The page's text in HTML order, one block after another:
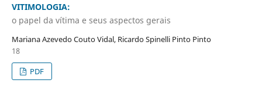
VITIMOLOGIA:
o papel da vítima e seus aspectos gerais
Mariana Azevedo Couto Vidal, Ricardo Spinelli Pinto Pinto
18
PDF